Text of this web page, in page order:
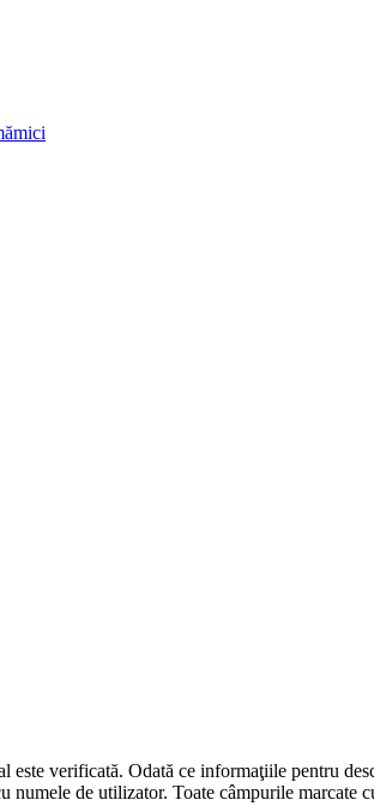
este verificată. Odată ce informaţiile pentru
numele de utilizator. Toate câmpurile marcate